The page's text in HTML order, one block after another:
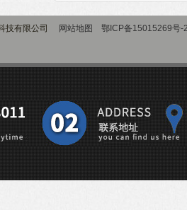
技有限公司 网站地图 鄂ICP备15015269号-